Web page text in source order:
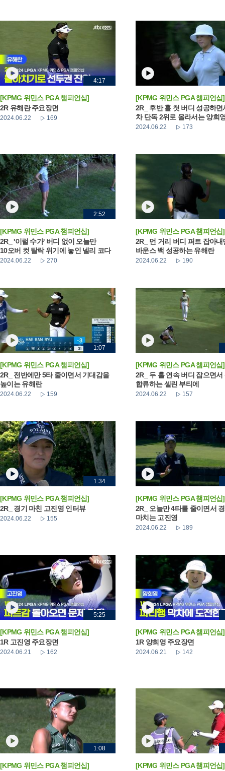
4:17
[KPMG 위민스 PGA 챔피언십]
2R 유해란 주요장면
2024.06.22 169
[KPMG 위민스 PGA 챔피언십]
2R_ 후반 홀 첫 버디 성공하면
차 단독 2위로 올라서는 양희
2024.06.22 173
2:52
[KPMG 위민스 PGA 챔피언십]
2R_ '이럴 수가' 버디 없이 오늘만
10오버 컷 탈락 위기에 놓인 넬리 코다
2024.06.22 270
[KPMG 위민스 PGA 챔피언십]
2R_ 먼 거리 버디 퍼트 잡아내
바운스 백 성공하는 유해란
2024.06.22 190
1:07
[KPMG 위민스 PGA 챔피언십]
2R_ 전반에만 5타 줄이면서 기대감을
높이는 유해란
2024.06.22 159
[KPMG 위민스 PGA 챔피언십]
2R_ 두 홀 연속 버디 잡으면서
합류하는 셀린 부티에
2024.06.22 157
1:34
[KPMG 위민스 PGA 챔피언십]
2R_ 경기 마친 고진영 인터뷰
2024.06.22 155
[KPMG 위민스 PGA 챔피언십]
2R_ 오늘만 4타를 줄이면서
마치는 고진영
2024.06.22 189
5:25
[KPMG 위민스 PGA 챔피언십]
1R 고진영 주요장면
2024.06.21 162
[KPMG 위민스 PGA 챔피언십]
1R 양희영 주요장면
2024.06.21 142
1:08
[KPMG 위민스 PGA 챔피언십]
[KPMG 위민스 PGA 챔피언십]